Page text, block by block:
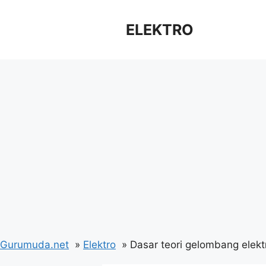
ELEKTRO
Gurumuda.net Elektro Dasar teori gelombang